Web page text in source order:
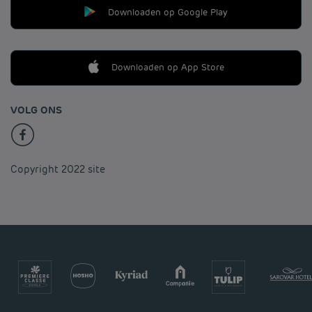
Downloaden op Google Play
Downloaden op App Store
VOLG ONS
Copyright 2022 site